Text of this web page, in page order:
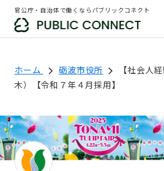
官公庁・自治体で働くならパブリックコネクト
ホーム 砺波市役所
【社会人
木）【令和７年４月採用】